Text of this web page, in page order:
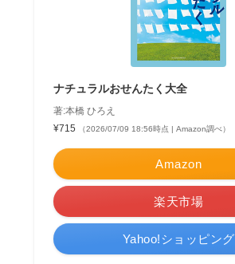
ナチュラルおせんたく大全
著:本橋 ひろえ
¥715
（2026/07/09 18:56時点 | Amazon調べ）
Amazon
楽天市場
Yahoo!ショッピング